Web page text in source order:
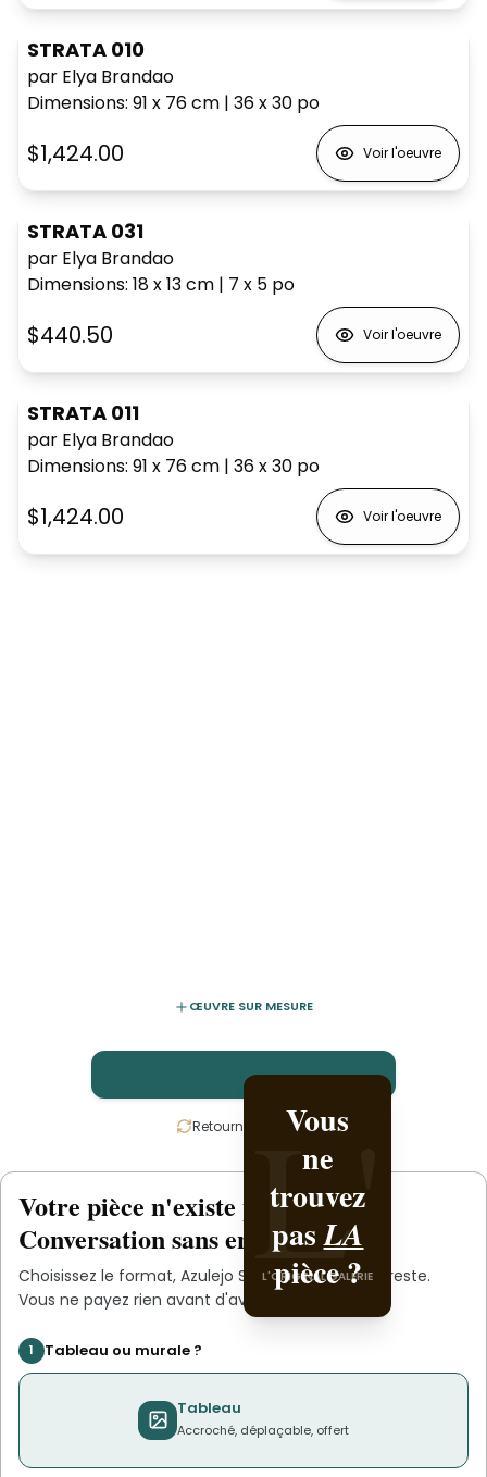
STRATA 010
par Elya Brandao
Dimensions: 91 x 76cm | 36 x 30 po
$1,424.00 Voir l'oeuvre
STRATA 031
par Elya Brandao
Dimensions: 18 x 13cm | 7 x 5 po
$440.50 Voir l'oeuvre
STRATA 011
par Elya Brandao
Dimensions: 91 x 76cm | 36 x 30 po
$1,424.00 Voir l'oeuvre
ŒUVRE SUR MESURE
L'
Vous
ne
trouvez
pasLA
pièce ?
L'ORIGINAL GALERIE
L'
Créez-
la avec
Azulejo
Studio
.
L'ORIGINAL PIECE OF
YOU
Retournez la carte
Votre pièce n'existe pasencore.
Conversation sans engagement.
Choisissez le format, Azulejo Studios'occupe du reste.
Vous ne payez rien avant d'avoir validé le devis.
1 Tableau ou murale ?
Tableau
Accroché, déplaçable, offert